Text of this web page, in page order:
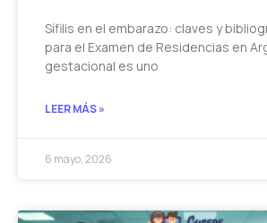
Sífilis en el embarazo: claves y
para el Examen de Residencias en
gestacional es uno
LEER MÁS »
6 mayo, 2026